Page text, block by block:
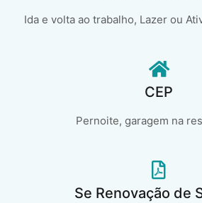
Ida e volta ao trabalho, Lazer ou
CEP
Pernoite, garagem na
Se Renovação de